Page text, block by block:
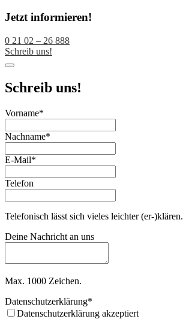
Jetzt informieren!
0 21 02 – 26 888
Schreib uns!
Schreib uns!
Email*
Vorname*
Nachname*
E-Mail*
Telefon
Telefonisch lässt sich vieles leichter (er-)klären.
Deine Nachricht an uns
Max. 1000 Zeichen.
Datenschutzerklärung*
Datenschutzerklärung akzeptiert